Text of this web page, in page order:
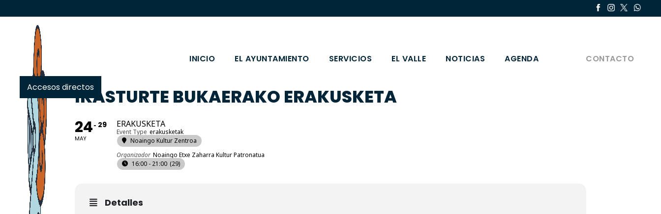
INICIO EL AYUNTAMIENTO SERVICIOS EL VALLE NOTICIAS AGENDA CONTACTO
Accesos directosIKASTURTE BUKAERAKO ERAKUSKETA
24
MAY
29 ERAKUSKETA
Event Type erakusketak
Noaingo Kultur Zentroa
Organizador Noaingo Etxe Zaharra Kultur Patronatua
16:00 - 21:00 (29)
Detalles